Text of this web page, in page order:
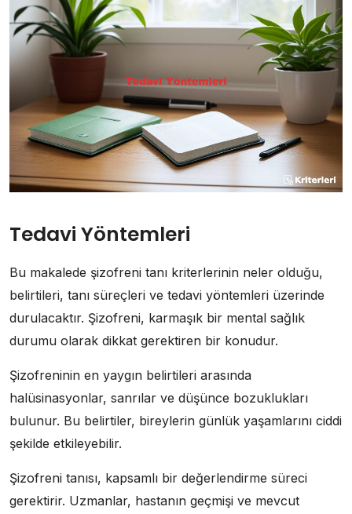
Tedavi Yöntemleri
Bu makalede şizofreni tanı kriterlerinin neler olduğu,
belirtileri, tanı süreçleri ve tedavi yöntemleri üzerinde
durulacaktır. Şizofreni, karmaşık bir mental sağlık
durumu olarak dikkat gerektiren bir konudur.
Şizofreninin en yaygın belirtileri arasında
halüsinasyonlar, sanrılar ve düşünce bozuklukları
bulunur. Bu belirtiler, bireylerin günlük yaşamlarını ciddi
şekilde etkileyebilir.
Şizofreni tanısı, kapsamlı bir değerlendirme süreci
gerektirir. Uzmanlar, hastanın geçmişi ve mevcut